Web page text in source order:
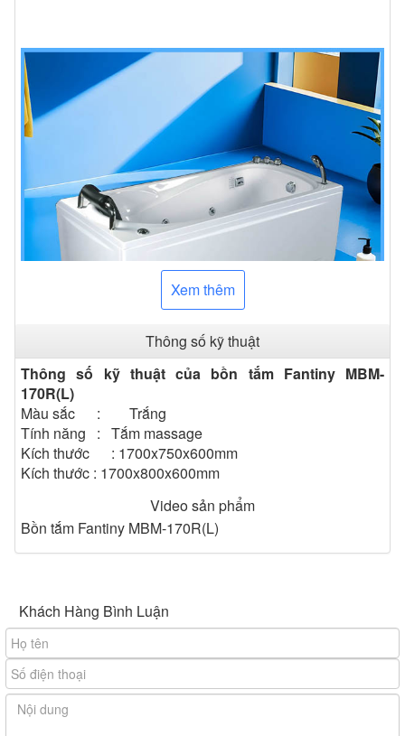
Bồn tắm massage Fantiny
MBM -170R(L)
Bồn tắm massage Fantiny MBM-170R(L) thuộc dòng
bồn tắm góc thích hợp cho phòng tắm có kích thước rộng
và to . Màu sắc là màu trắng là sự kết hợp tính tế của
chất liệu nhựa composite đan chéo vào nhau tạo cảm
giác sang trọng, sạch sẽ, cao quý . Khi bạn tựa lưng
mình vào bồn tắm góc massage Fantiny MBM-
Xem thêm
Thông số kỹ thuật
Thông số kỹ thuật của bồn tắm Fantiny MBM-
170R(L)
Màu sắc : Trắng
Tính năng : Tắm massage
Kích thước : 1700x750x600mm
Kích thước : 1700x800x600mm
Video sản phẩm
Bồn tắm Fantiny MBM-170R(L)
Khách Hàng Bình Luận